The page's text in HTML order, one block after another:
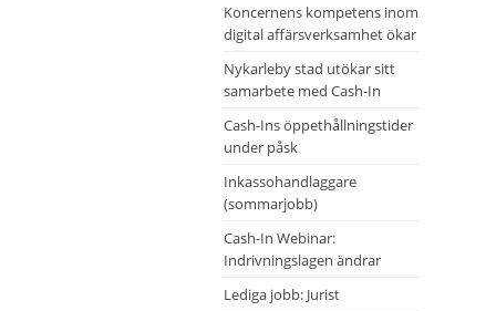
Koncernens kompetens inom
digital affärsverksamhet ökar
Nykarleby stad utökar sitt
samarbete med Cash-In
Cash-Ins öppethållningstider
under påsk
Inkassohandlaggare
(sommarjobb)
Cash-In Webinar:
Indrivningslagen ändrar
Lediga jobb: Jurist